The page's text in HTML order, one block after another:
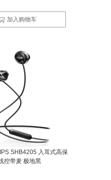
加入购物车
SHB4205 入耳式高保
控带麦 极地黑